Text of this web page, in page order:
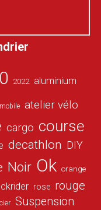
2022 aluminium
atelier vélo
cargo course
decathlon DIY
Noir Ok orange
rose rouge
Suspension